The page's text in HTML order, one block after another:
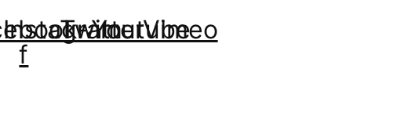
f
Instagram
Twitter
Youtube
Vimeo